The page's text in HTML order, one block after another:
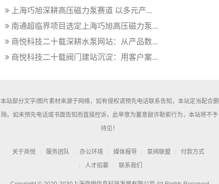
上海巧旭深耕高压磁力泵赛道 以多元产...
南通超临界项目选定上海巧旭高压磁力泵...
商悦科技二十载深耕水泵网站：从产品数...
商悦科技二十载阀门建站沉淀：用客户案...
本站部分文字/图片素材来源于网络，如有侵权请预先电话联系告知，本站定当配合删
除。如未预先电话或书面告知而直接控诉，此举意为蓄意敲诈勒索行为，本站将不予
待见！
关于商悦 服务团队 办公环境 媒体报导 泵阀联盟
付款方式
人才招募
联系我们